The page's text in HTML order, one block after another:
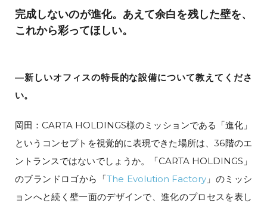
完成しないのが進化。あえて余白を残した壁を、
これから彩ってほしい。
―新しいオフィスの特長的な設備について教えてくださ
い。
岡田：CARTA HOLDINGS様のミッションである「進化」
というコンセプトを視覚的に表現できた場所は、36階のエ
ントランスではないでしょうか。「CARTA HOLDINGS」
のブランドロゴから「The Evolution Factory」のミッシ
ョンへと続く壁一面のデザインで、進化のプロセスを表し